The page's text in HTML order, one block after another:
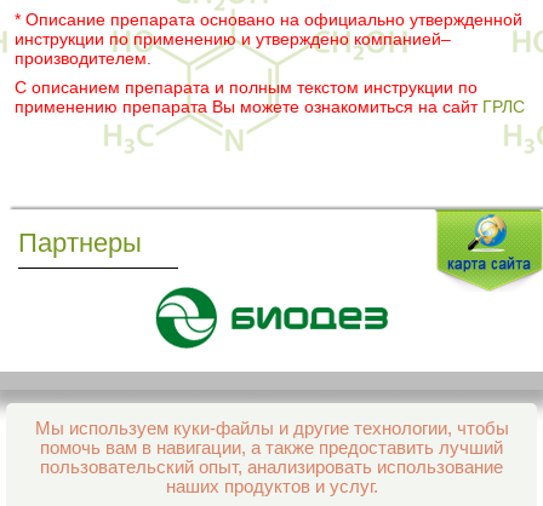
* Описание препарата основано на официально утвержденной
инструкции по применению и утверждено компанией–
производителем.
С описанием препарата и полным текстом инструкции по
применению препарата Вы можете ознакомиться на сайт ГРЛС
Партнеры
Мы используем куки-файлы и другие технологии, чтобы
помочь вам в навигации, а также предоставить лучший
пользовательский опыт, анализировать использование
наших продуктов и услуг.
Все права защищены и охраняются законом
© 2013–2026 Интернет-аптека Фармация
support@aptekapenza.ru
Телефон: Служба обработки заказов 99-98-28